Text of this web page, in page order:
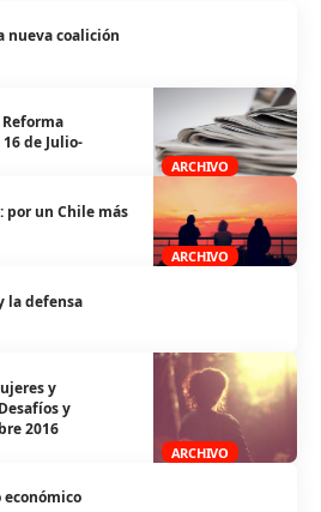
nueva coalición
ARCHIVO
Reforma
16 de Julio-
ARCHIVO
por un Chile más
la defensa
ARCHIVO
y
y
2016
económico